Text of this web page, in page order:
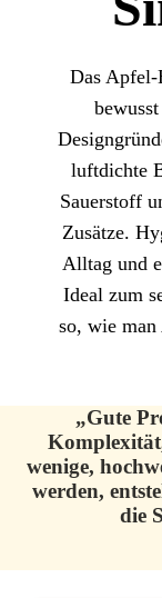
Das Apfel-
luftdichte
Sauerstoff
Zusätze.
Alltag und
Ideal zum
so, wie
„Gute
wenige,
werden,
die